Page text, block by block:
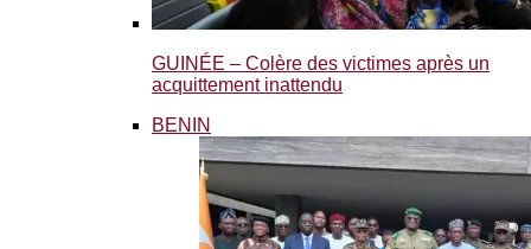
GUINÉE – Colère des victimes après un
acquittement inattendu
BENIN